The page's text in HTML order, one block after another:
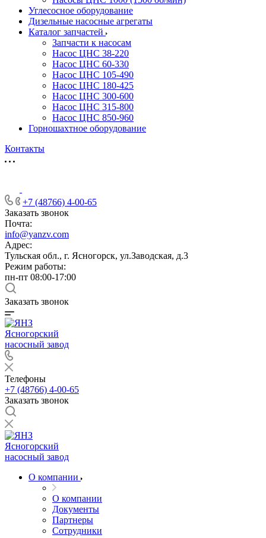
Углесосное оборудование
Дизельные насосные агрегаты
Каталог запчастей
Запчасти к насосам
Насос ЦНС 38-220
Насос ЦНС 60-330
Насос ЦНС 105-490
Насос ЦНС 180-425
Насос ЦНС 300-600
Насос ЦНС 315-800
Насос ЦНС 850-960
Горношахтное оборудование
Контакты
+7 (48766) 4-00-65
Заказать звонок
Почта:
info@yanzv.com
Адрес:
Тульская обл., г. Ясногорск, ул.Заводская, д.3
Режим работы:
пн-пт 08:00-17:00
Заказать звонок
Ясногорский
насосный завод
Телефоны
+7 (48766) 4-00-65
Заказать звонок
Ясногорский
насосный завод
О компании
О компании
Документы
Партнеры
Сотрудники